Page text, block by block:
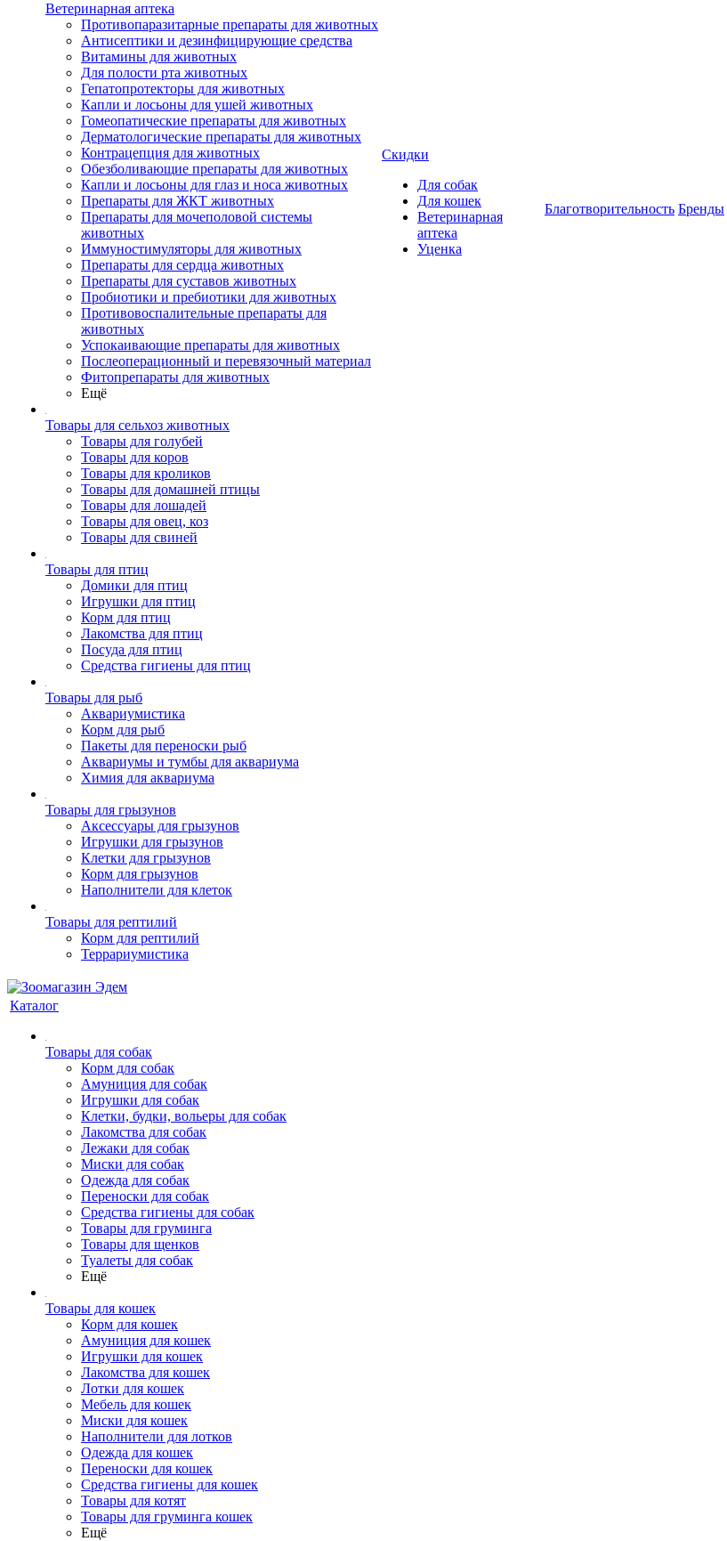
Ветеринарная аптека
Противопаразитарные препараты для животных
Антисептики и дезинфицирующие средства
Витамины для животных
Для полости рта животных
Гепатопротекторы для животных
Капли и лосьоны для ушей животных
Гомеопатические препараты для животных
Дерматологические препараты для животных
Контрацепция для животных
Обезболивающие препараты для животных
Капли и лосьоны для глаз и носа животных
Препараты для ЖКТ животных
Препараты для мочеполовой системы
животных
Иммуностимуляторы для животных
Препараты для сердца животных
Препараты для суставов животных
Пробиотики и пребиотики для животных
Противовоспалительные препараты для
животных
Успокаивающие препараты для животных
Послеоперационный и перевязочный материал
Фитопрепараты для животных
Ещё
Товары для сельхоз животных
Товары для голубей
Товары для коров
Товары для кроликов
Товары для домашней птицы
Товары для лошадей
Товары для овец, коз
Товары для свиней
Товары для птиц
Домики для птиц
Игрушки для птиц
Корм для птиц
Лакомства для птиц
Посуда для птиц
Средства гигиены для птиц
Товары для рыб
Аквариумистика
Корм для рыб
Пакеты для переноски рыб
Аквариумы и тумбы для аквариума
Химия для аквариума
Товары для грызунов
Аксессуары для грызунов
Игрушки для грызунов
Клетки для грызунов
Корм для грызунов
Наполнители для клеток
Товары для рептилий
Корм для рептилий
Террариумистика
Скидки
Для собак
Для кошек
Ветеринарная
аптека
Уценка
Благотворительность Бренды
Каталог
Товары для собак
Корм для собак
Амуниция для собак
Игрушки для собак
Клетки, будки, вольеры для собак
Лакомства для собак
Лежаки для собак
Миски для собак
Одежда для собак
Переноски для собак
Средства гигиены для собак
Товары для груминга
Товары для щенков
Туалеты для собак
Ещё
Товары для кошек
Корм для кошек
Амуниция для кошек
Игрушки для кошек
Лакомства для кошек
Лотки для кошек
Мебель для кошек
Миски для кошек
Наполнители для лотков
Одежда для кошек
Переноски для кошек
Средства гигиены для кошек
Товары для котят
Товары для груминга кошек
Ещё